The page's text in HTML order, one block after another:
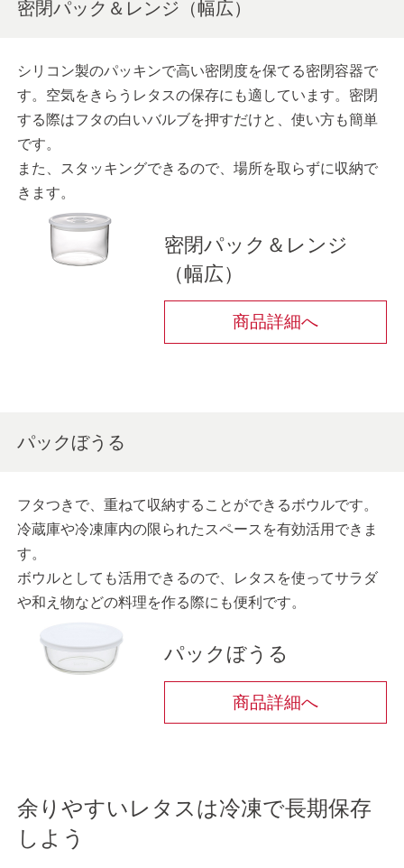
密閉パック＆レンジ（幅広）
シリコン製のパッキンで高い密閉度を保てる密閉容器で
す。空気をきらうレタスの保存にも適しています。密閉
する際はフタの白いバルブを押すだけと、使い方も簡単
です。
また、スタッキングできるので、場所を取らずに収納で
きます。
密閉パック＆レンジ
（幅広）
商品詳細へ
パックぼうる
フタつきで、重ねて収納することができるボウルです。
冷蔵庫や冷凍庫内の限られたスペースを有効活用できま
す。
ボウルとしても活用できるので、レタスを使ってサラダ
や和え物などの料理を作る際にも便利です。
パックぼうる
商品詳細へ
余りやすいレタスは冷凍で長期保存
しよう